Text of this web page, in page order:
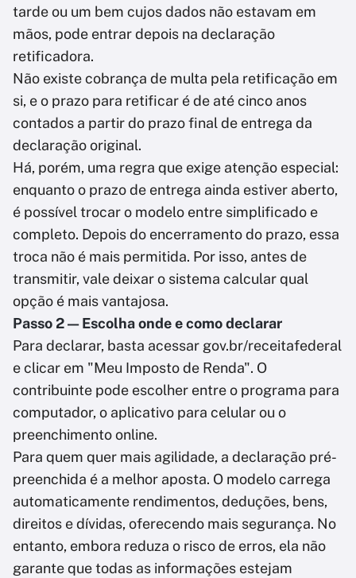
tarde ou um bem cujos dados não estavam em
mãos, pode entrar depois na declaração
retificadora.
Não existe cobrança de multa pela retificação em
si, e o prazo para retificar é de até cinco anos
contados a partir do prazo final de entrega da
declaração original.
Há, porém, uma regra que exige atenção especial:
enquanto o prazo de entrega ainda estiver aberto,
é possível trocar o modelo entre simplificado e
completo. Depois do encerramento do prazo, essa
troca não é mais permitida. Por isso, antes de
transmitir, vale deixar o sistema calcular qual
opção é mais vantajosa.
Passo 2 — Escolha onde e como declarar
Para declarar, basta acessar gov.br/receitafederal
e clicar em "Meu Imposto de Renda". O
contribuinte pode escolher entre o programa para
computador, o aplicativo para celular ou o
preenchimento online.
Para quem quer mais agilidade, a declaração pré-
preenchida é a melhor aposta. O modelo carrega
automaticamente rendimentos, deduções, bens,
direitos e dívidas, oferecendo mais segurança. No
entanto, embora reduza o risco de erros, ela não
garante que todas as informações estejam